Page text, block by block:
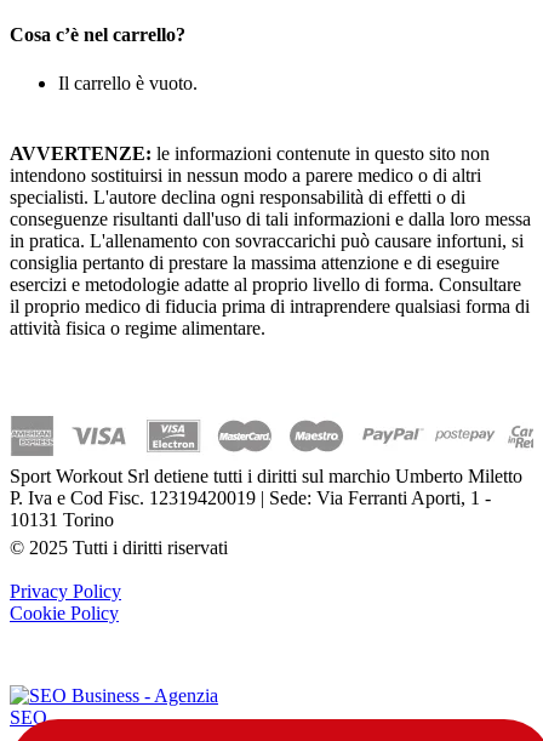
Cosa c’è nel carrello?
Il carrello è vuoto.
AVVERTENZE: le informazioni contenute in questo sito non
intendono sostituirsi in nessun modo a parere medico o di altri
specialisti. L'autore declina ogni responsabilità di effetti o di
conseguenze risultanti dall'uso di tali informazioni e dalla loro messa
in pratica. L'allenamento con sovraccarichi può causare infortuni, si
consiglia pertanto di prestare la massima attenzione e di eseguire
esercizi e metodologie adatte al proprio livello di forma. Consultare
il proprio medico di fiducia prima di intraprendere qualsiasi forma di
attività fisica o regime alimentare.
Sport Workout Srl detiene tutti i diritti sul marchio Umberto Miletto
P. Iva e Cod Fisc. 12319420019 | Sede: Via Ferranti Aporti, 1 -
10131 Torino
© 2025 Tutti i diritti riservati
Privacy Policy
Cookie Policy